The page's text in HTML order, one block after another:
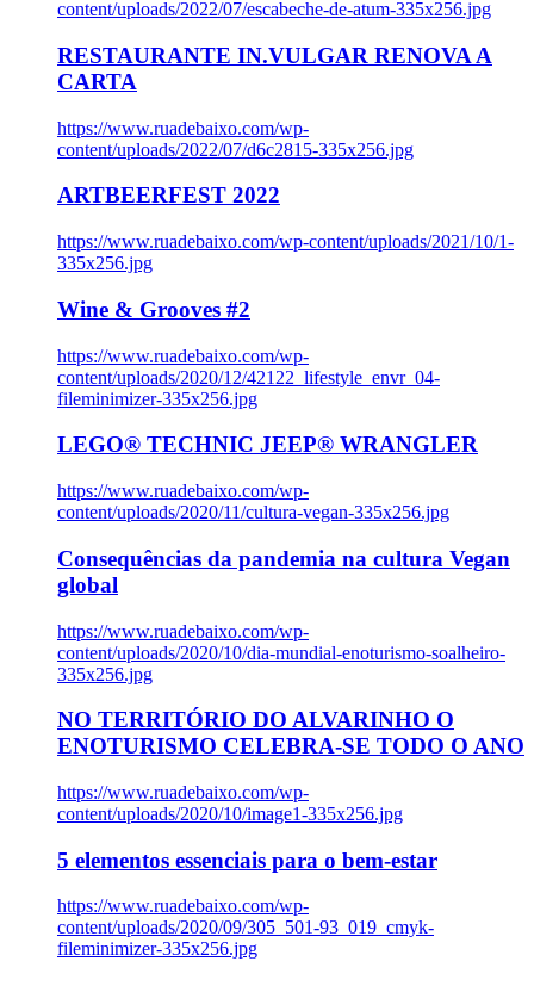
content/uploads/2022/07/escabeche-de-atum-335x256.jpg
RESTAURANTE IN.VULGAR RENOVA A
CARTA
https://www.ruadebaixo.com/wp-
content/uploads/2022/07/d6c2815-335x256.jpg
ARTBEERFEST 2022
https://www.ruadebaixo.com/wp-content/uploads/2021/10/1-
335x256.jpg
Wine & Grooves #2
https://www.ruadebaixo.com/wp-
content/uploads/2020/12/42122_lifestyle_envr_04-
fileminimizer-335x256.jpg
LEGO® TECHNIC JEEP® WRANGLER
https://www.ruadebaixo.com/wp-
content/uploads/2020/11/cultura-vegan-335x256.jpg
Consequências da pandemia na cultura Vegan
global
https://www.ruadebaixo.com/wp-
content/uploads/2020/10/dia-mundial-enoturismo-soalheiro-
335x256.jpg
NO TERRITÓRIO DO ALVARINHO O
ENOTURISMO CELEBRA-SE TODO O ANO
https://www.ruadebaixo.com/wp-
content/uploads/2020/10/image1-335x256.jpg
5 elementos essenciais para o bem-estar
https://www.ruadebaixo.com/wp-
content/uploads/2020/09/305_501-93_019_cmyk-
fileminimizer-335x256.jpg